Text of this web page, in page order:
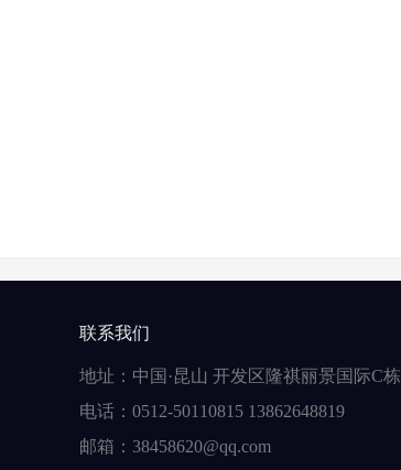
联系我们
地址：中国·昆山 开发区隆祺丽景国际C栋
电话：0512-50110815 13862648819
邮箱：38458620@qq.com